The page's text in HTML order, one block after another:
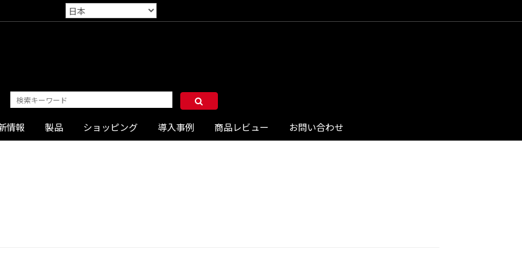
情報 製品 ショッピング 導入事例 商品レビュー お問い合わせ